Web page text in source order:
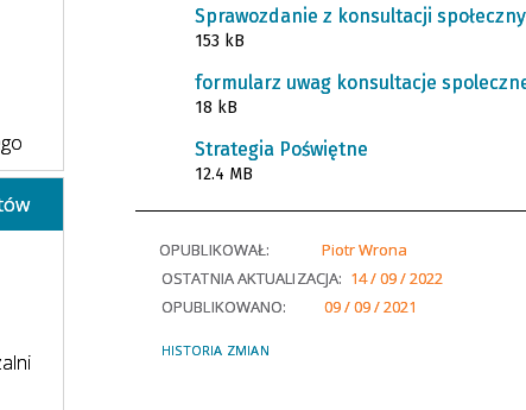
Sprawozdanie z konsultacji
153 kB
formularz uwag konsultacje
18 kB
Strategia Poświętne
12.4 MB
OPUBLIKOWAŁ:
Piotr Wrona
OSTATNIA AKTUALIZACJA: 14 / 09 / 2022
OPUBLIKOWANO:
09 / 09 / 2021
HISTORIA ZMIAN